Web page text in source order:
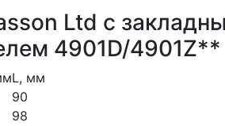
Ltd с
4901D/4901Z**
L, мм
90
98